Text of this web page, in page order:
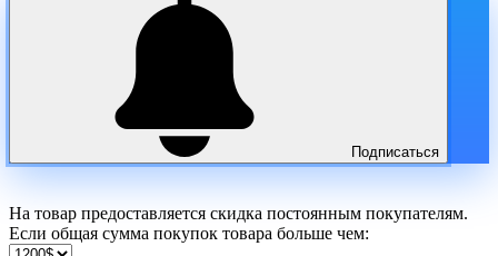
Подписаться
На товар предоставляется скидка постоянным покупателям.
Если общая сумма покупок товара больше чем: